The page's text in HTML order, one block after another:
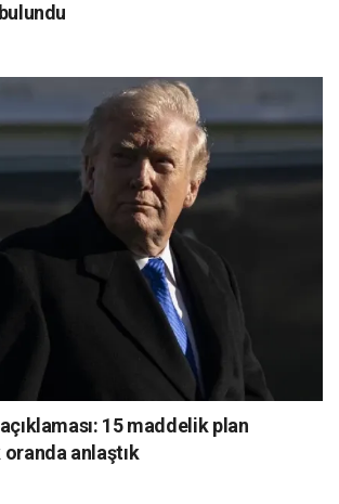
15 maddelik plan
anlaştık